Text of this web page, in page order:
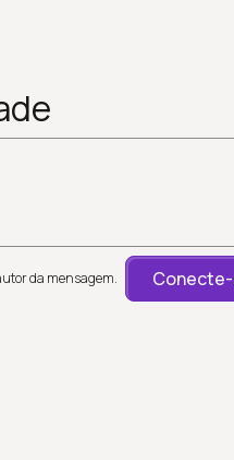
da mensagem.